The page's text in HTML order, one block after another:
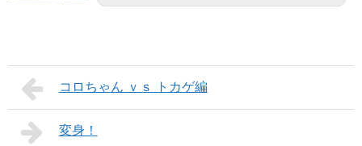
コロちゃん ｖｓ トカゲ編
変身！